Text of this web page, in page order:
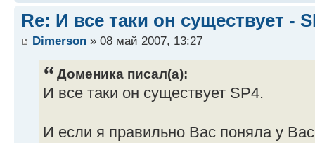
Re: И все таки он существует -
Dimerson » 08 май 2007, 13:27
Доменика писал(а):
И все таки он существует SP4.
И если я правильно Вас поняла у